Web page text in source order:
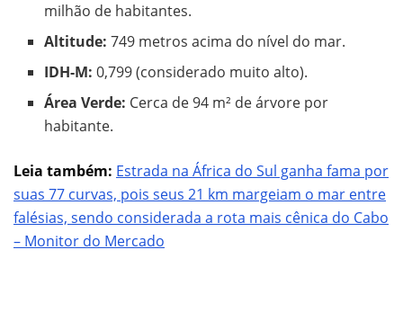
milhão de habitantes.
Altitude: 749 metros acima do nível do mar.
IDH-M: 0,799 (considerado muito alto).
Área Verde: Cerca de 94 m² de árvore por
habitante.
Leia também: Estrada na África do Sul ganha fama por
suas 77 curvas, pois seus 21 km margeiam o mar entre
falésias, sendo considerada a rota mais cênica do Cabo
– Monitor do Mercado